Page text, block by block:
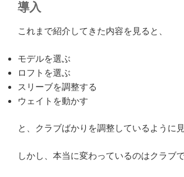
あ
の
導入
これまで紹介してきた内容を見ると、
モデルを選ぶ
ロフトを選ぶ
スリーブを調整する
ウェイトを動かす
と、クラブばかりを調整しているように見
しかし、本当に変わっているのはクラブ